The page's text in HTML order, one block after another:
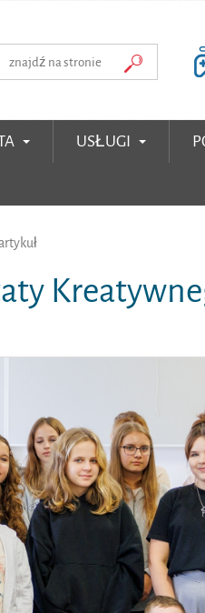
USŁUGI